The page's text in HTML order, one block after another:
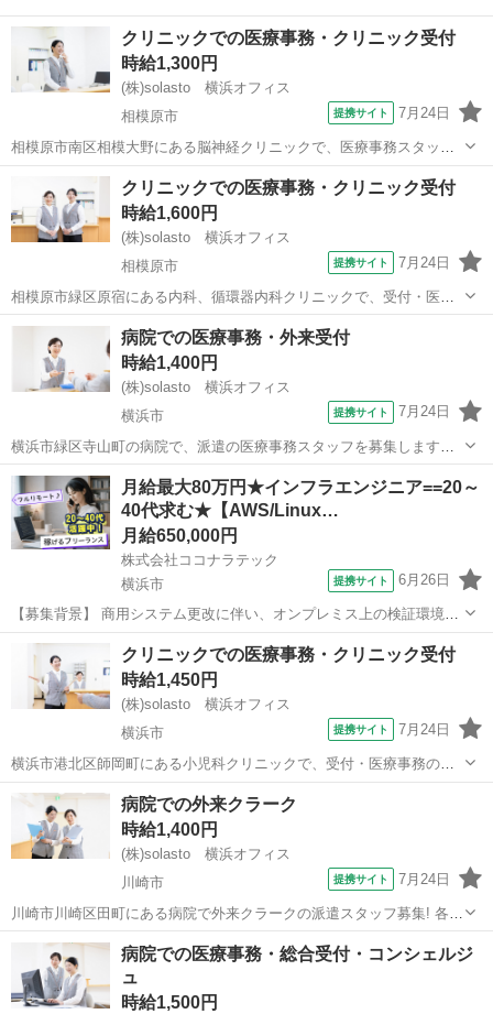
クリニックでの医療事務・クリニック受付
時給1,300円
(株)solasto 横浜オフィス
相模原市
提携サイト 7月24日
相模原市南区相模大野にある脳神経クリニックで、医療事務スタッフ
の募集! 紹介予定派遣のパート・アルバイト求人です。 患者様の受
付、保険証確認、問診票の受渡や回収、医師からの指示による検査
室・処置室との調整、電話・ネットでの...
相模原市 データ入力
クリニックでの医療事務・クリニック受付
時給1,600円
(株)solasto 横浜オフィス
相模原市
提携サイト 7月24日
相模原市緑区原宿にある内科、循環器内科クリニックで、受付・医療
事務の派遣スタッフ募集です! 患者様の受付やご案内、電話応対、電子
カルテ入力、請求業務、清掃、レセプト業務などをお任せします。 こ
れまでの医療事務経験やスキルが...
神奈川 相模原市 データ入力
病院での医療事務・外来受付
時給1,400円
(株)solasto 横浜オフィス
横浜市
提携サイト 7月24日
横浜市緑区寺山町の病院で、派遣の医療事務スタッフを募集します。
主なお仕事は、窓口での受付や患者様への対応です。 あわせて、医療
保険の請求業務(レセプト)もお願いします。 電話対応や書類の管理、
データ入力など事務全般をお任せ...
神奈川 横浜市 データ入力
月給最大80万円★インフラエンジニア==20～
40代求む★【AWS/Linux…
月給650,000円
株式会社ココナラテック
横浜市
提携サイト 6月26日
【募集背景】 商用システム更改に伴い、オンプレミス上の検証環境を
クラウド環境へ移行するための開発環境構築支援を行うための募集で
す。 【作業内容】 オンプレミスで構築されている既存検証環境の構成
および構築手順書を参照し、AW...
神奈川 エンジニア
クリニックでの医療事務・クリニック受付
時給1,450円
(株)solasto 横浜オフィス
横浜市
提携サイト 7月24日
横浜市港北区師岡町にある小児科クリニックで、受付・医療事務の派
遣スタッフ募集です。受付、予約対応、ご案内、院内清掃や環境整
備、会計請求業務などをお任せします。 病院やクリニックでの就業が
はじめての方も歓迎! 飲食店やコンビ...
神奈川 横浜市 データ入力
病院での外来クラーク
時給1,400円
(株)solasto 横浜オフィス
川崎市
提携サイト 7月24日
川崎市川崎区田町にある病院で外来クラークの派遣スタッフ募集! 各診
療科受付にて患者様対応や電子カルテの操作、診療補助業務などお願
いします。 医療事務 未経験OK・資格不問! 病院やクリニックなど医療
機関での勤務が初めての方...
神奈川 川崎市 データ入力
病院での医療事務・総合受付・コンシェルジ
ュ
時給1,500円